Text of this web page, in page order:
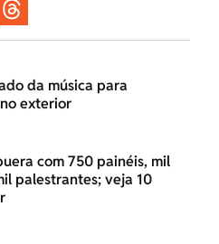
da música para
exterior
com 750 painéis, mil
palestrantes; veja 10